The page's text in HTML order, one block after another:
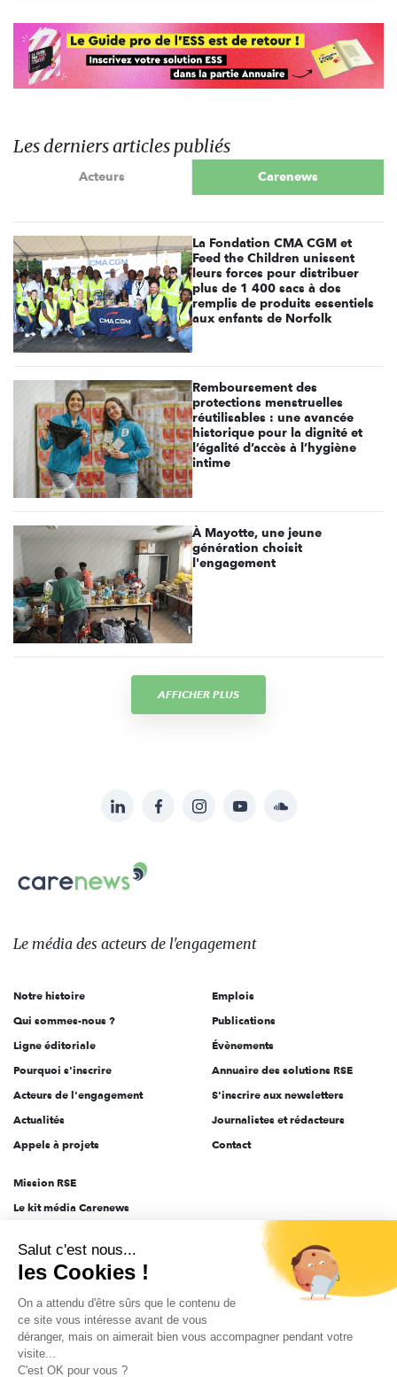
Les derniers articles publiés
Acteurs Carenews
La Fondation CMA CGM et
Feed the Children unissent
leurs forces pour distribuer
plus de 1 400 sacs à dos
remplis de produits essentiels
aux enfants de Norfolk
Remboursement des
protections menstruelles
réutilisables : une avancée
historique pour la dignité et
l’égalité d’accès à l’hygiène
intime
À Mayotte, une jeune
génération choisit
l'engagement
AFFICHER PLUS
sur:
LinkedInFacebookInstagramYouTubeSoundcloud
Carenews,
Le
des
l'engagement
Le média des acteurs de l'engagement
Notre histoire
Qui sommes-nous ?
Ligne éditoriale
Pourquoi s'inscrire
Acteurs de l'engagement
Actualités
Appels à projets
Emplois
Publications
Évènements
Annuaire des solutions RSE
S'inscrire aux newsletters
Journalistes et rédacteurs
Contact
Mission RSE
Le kit média Carenews
AEF info
Novethic
PRODURABLE
Inclusiv Day
Salut c'est nous...
les Cookies !
On a attendu d'être sûrs que le contenu de
ce site vous intéresse avant de vous
déranger, mais on aimerait bien vous accompagner pendant votre
visite...
C'est OK pour vous ?